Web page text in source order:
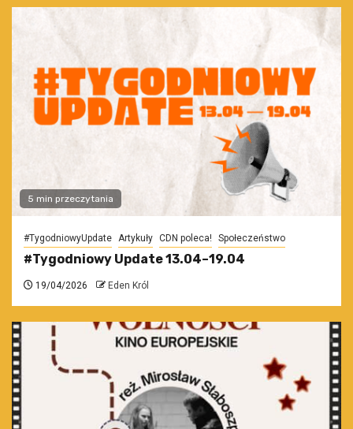
5 min przeczytania
#TygodniowyUpdate Artykuły CDN poleca! Społeczeństwo
#Tygodniowy Update 13.04–19.04
19/04/2026 Eden Król